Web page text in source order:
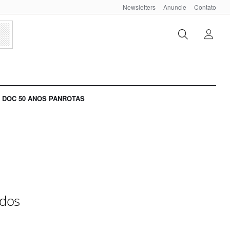
Newsletters Anuncie Contato
DOC 50 ANOS PANROTAS